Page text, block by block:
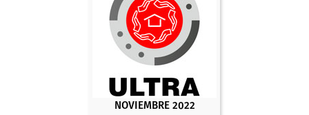
NOVIEMBRE 2022